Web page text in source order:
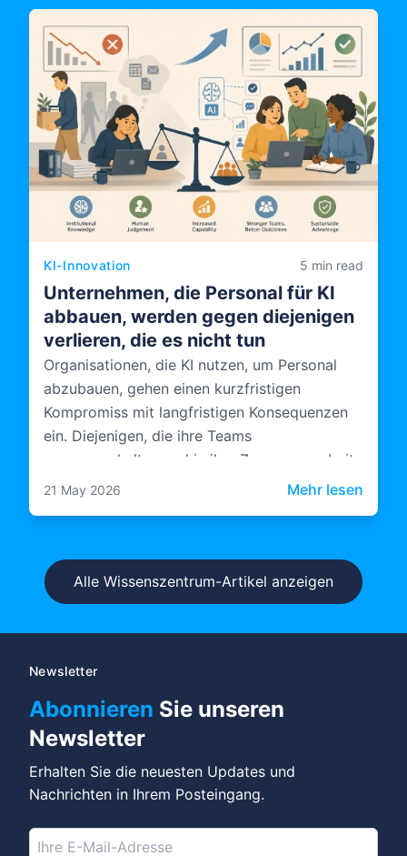
KI-Innovation 5 min read
Unternehmen, die Personal für KI
abbauen, werden gegen diejenigen
verlieren, die es nicht tun
Organisationen, die KI nutzen, um Personal
abzubauen, gehen einen kurzfristigen
Kompromiss mit langfristigen Konsequenzen
ein. Diejenigen, die ihre Teams
zusammenhalten und in ihre Zusammenarbeit
mit KI investieren, bauen etwas Dauerhafteres
21 May 2026 Mehr lesen
Alle Wissenszentrum-Artikel anzeigen
Newsletter
Abonnieren Sie unseren
Newsletter
Erhalten Sie die neuesten Updates und
Nachrichten in Ihrem Posteingang.